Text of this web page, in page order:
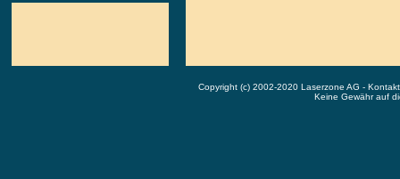
Copyright (c) 2002-2020 Laserzone AG -
Keine Gewähr auf